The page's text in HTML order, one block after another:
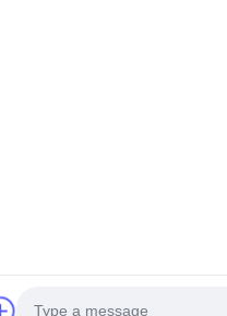
Equipment Co.,Ltd.. All Rights